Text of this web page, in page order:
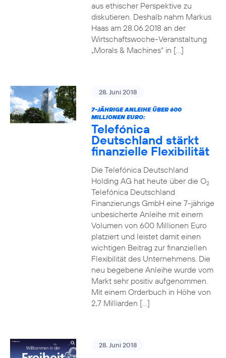
aus ethischer Perspektive zu
diskutieren. Deshalb nahm Markus
Haas am 28.06.2018 an der
Wirtschaftswoche-Veranstaltung
„Morals & Machines“ in […]
28. Juni 2018
7-JÄHRIGE ANLEIHE ÜBER 600
MILLIONEN EURO:
Telefónica
Deutschland stärkt
finanzielle Flexibilität
Die Telefónica Deutschland
Holding AG hat heute über die O2
Telefónica Deutschland
Finanzierungs GmbH eine 7-jährige
unbesicherte Anleihe mit einem
Volumen von 600 Millionen Euro
platziert und leistet damit einen
wichtigen Beitrag zur finanziellen
Flexibilität des Unternehmens. Die
neu begebene Anleihe wurde vom
Markt sehr positiv aufgenommen.
Mit einem Orderbuch in Höhe von
2,7 Milliarden […]
28. Juni 2018